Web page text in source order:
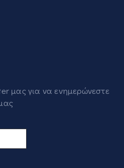
μας για να ενημερώνεστε